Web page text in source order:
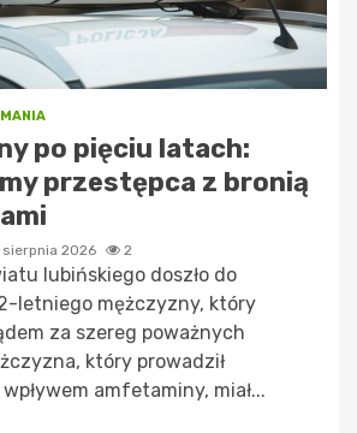
po pięciu latach:
przestępca z bronią
sierpnia 2026 2
lubińskiego doszło do
letniego mężczyzny, który
za szereg poważnych
który prowadził
amfetaminy, miał...